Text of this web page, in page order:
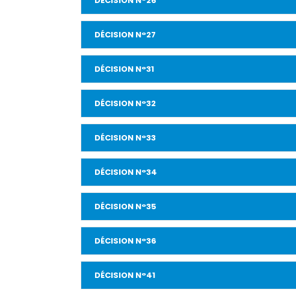
DÉCISION N°27
DÉCISION N°31
DÉCISION N°32
DÉCISION N°33
DÉCISION N°34
DÉCISION N°35
DÉCISION N°36
DÉCISION N°41